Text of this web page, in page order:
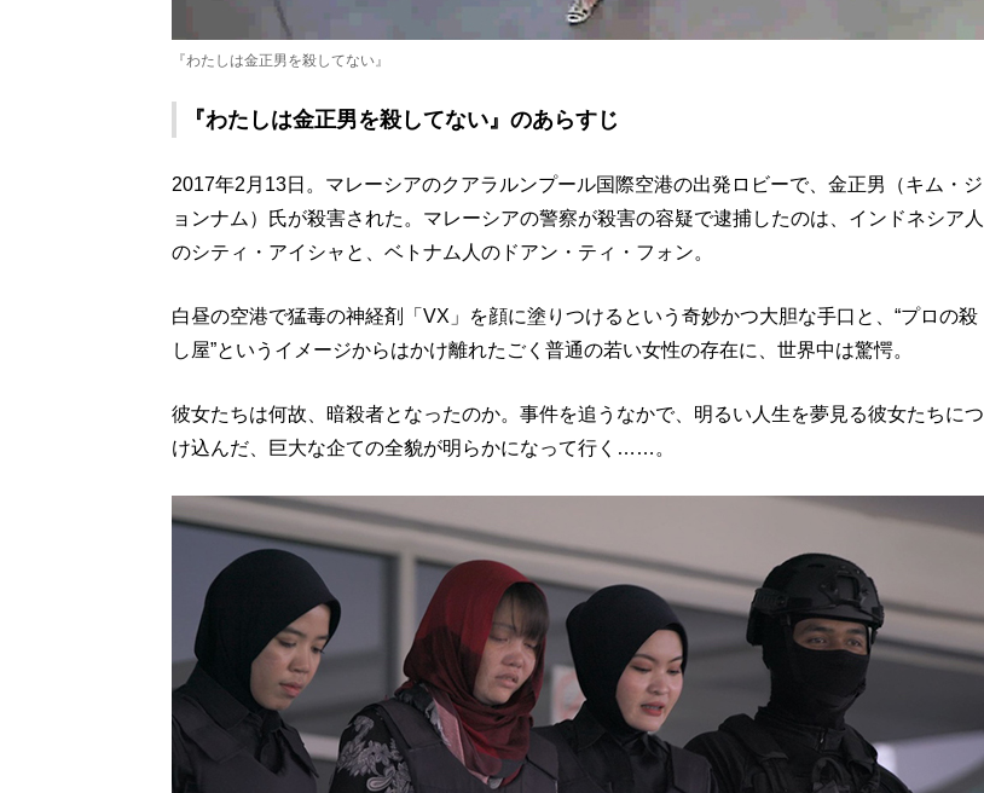
『わたしは金正男を殺してない』
『わたしは金正男を殺してない』のあらすじ
2017年2月13日。マレーシアのクアラルンプール国際空港の出発ロビーで、金正男（キム・ジ
ョンナム）氏が殺害された。マレーシアの警察が殺害の容疑で逮捕したのは、インドネシア人
のシティ・アイシャと、ベトナム人のドアン・ティ・フォン。
白昼の空港で猛毒の神経剤「VX」を顔に塗りつけるという奇妙かつ大胆な手口と、“プロの殺
し屋”というイメージからはかけ離れたごく普通の若い女性の存在に、世界中は驚愕。
彼女たちは何故、暗殺者となったのか。事件を追うなかで、明るい人生を夢見る彼女たちにつ
け込んだ、巨大な企ての全貌が明らかになって行く……。